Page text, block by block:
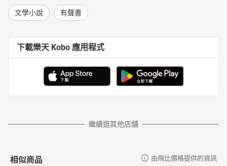
文學小說 有聲書
下載樂天 Kobo 應用程式
繼續逛其他店舖
相似商品 由飛比價格提供的資訊